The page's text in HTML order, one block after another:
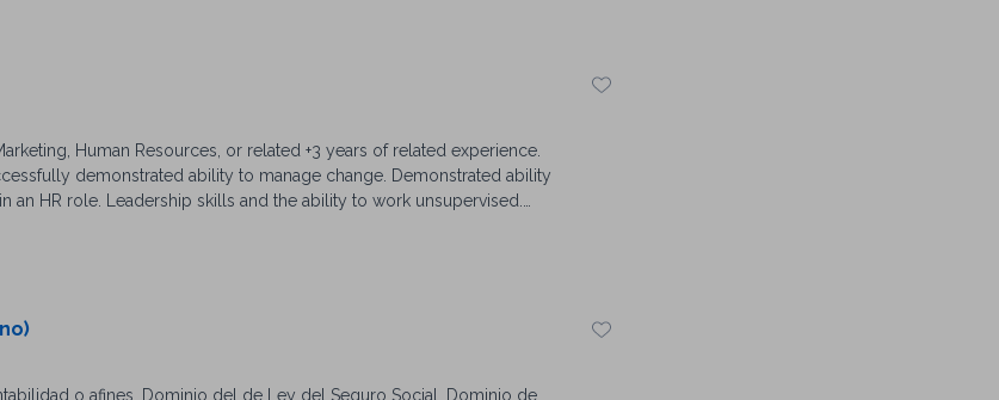
Human Resources, or related +3 years of related experience.
demonstrated ability to manage change. Demonstrated ability
an HR role. Leadership skills and the ability to work unsupervised.
English understanding.
o afines. Dominio del de Ley del Seguro Social. Dominio de